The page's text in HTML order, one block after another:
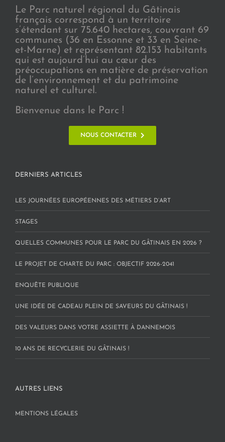
Le Parc naturel régional du Gâtinais
français correspond à un territoire
s’étendant sur 75.640 hectares, couvrant 69
communes (36 en Essonne et 33 en Seine-
et-Marne) et représentant 82.153 habitants
qui est aujourd’hui au cœur des
préoccupations en matière de préservation
de l’environnement et du patrimoine
naturel et culturel.
Bienvenue dans le Parc !
NOUS CONTACTER
DERNIERS ARTICLES
LES JOURNÉES EUROPÉENNES DES MÉTIERS D’ART
STAGES
QUELLES COMMUNES POUR LE PARC DU GÂTINAIS EN 2026 ?
LE PROJET DE CHARTE DU PARC : OBJECTIF 2026-2041
ENQUÊTE PUBLIQUE
UNE IDÉE DE CADEAU PLEIN DE SAVEURS DU GÂTINAIS !
DES VALEURS DANS VOTRE ASSIETTE À DANNEMOIS
10 ANS DE RECYCLERIE DU GÂTINAIS !
AUTRES LIENS
MENTIONS LÉGALES